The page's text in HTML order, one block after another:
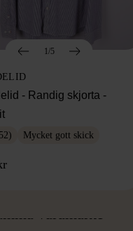
1/5
- Randig skjorta -
Mycket gott skick
varumärke